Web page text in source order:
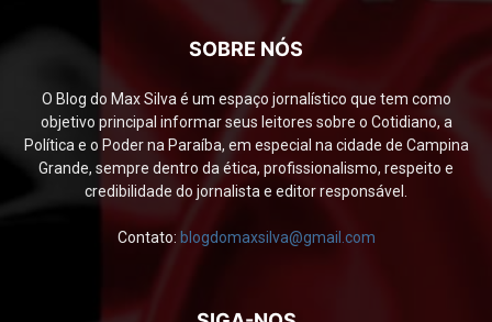
SOBRE NÓS
O Blog do Max Silva é um espaço jornalístico que tem como
objetivo principal informar seus leitores sobre o Cotidiano, a
Política e o Poder na Paraíba, em especial na cidade de Campina
Grande, sempre dentro da ética, profissionalismo, respeito e
credibilidade do jornalista e editor responsável.
Contato: blogdomaxsilva@gmail.com